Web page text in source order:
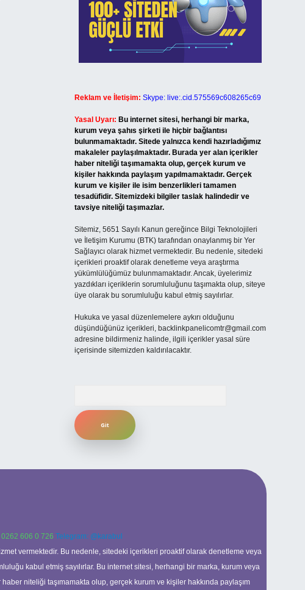
Reklam ve İletişim: Skype: live:.cid.575569c608265c69
Yasal Uyarı: Bu internet sitesi, herhangi bir marka,
kurum veya şahıs şirketi ile hiçbir bağlantısı
bulunmamaktadır. Sitede yalnızca kendi hazırladığımız
makaleler paylaşılmaktadır. Burada yer alan içerikler
haber niteliği taşımamakta olup, gerçek kurum ve
kişiler hakkında paylaşım yapılmamaktadır. Gerçek
kurum ve kişiler ile isim benzerlikleri tamamen
tesadüfidir. Sitemizdeki bilgiler taslak halindedir ve
tavsiye niteliği taşımazlar.
Sitemiz, 5651 Sayılı Kanun gereğince Bilgi Teknolojileri
ve İletişim Kurumu (BTK) tarafından onaylanmış bir Yer
Sağlayıcı olarak hizmet vermektedir. Bu nedenle, sitedeki
içerikleri proaktif olarak denetleme veya araştırma
yükümlülüğümüz bulunmamaktadır. Ancak, üyelerimiz
yazdıkları içeriklerin sorumluluğunu taşımakta olup, siteye
üye olarak bu sorumluluğu kabul etmiş sayılırlar.
Hukuka ve yasal düzenlemelere aykırı olduğunu
düşündüğünüz içerikleri, backlinkpanelicomtr@gmail.com
adresine bildirmeniz halinde, ilgili içerikler yasal süre
içerisinde sitemizden kaldırılacaktır.
606 0 726 Telegram: @karabul
vermektedir. Bu nedenle, sitedeki içerikleri proaktif olarak denetleme veya
kabul etmiş sayılırlar. Bu internet sitesi, herhangi bir marka, kurum veya
niteliği taşımamakta olup, gerçek kurum ve kişiler hakkında paylaşım